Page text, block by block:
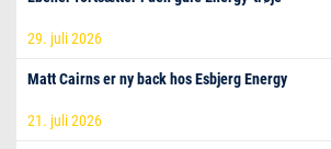
29. juli 2026
Matt Cairns er ny back hos Esbjerg Energy
21. juli 2026